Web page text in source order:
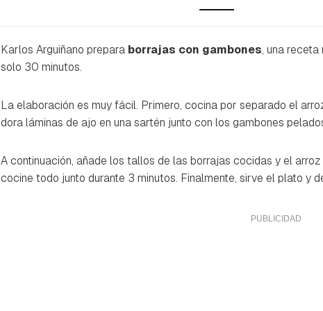
Karlos Arguiñano prepara borrajas con gambones, una receta
solo 30 minutos.
La elaboración es muy fácil. Primero, cocina por separado el
dora láminas de ajo en una sartén junto con los gambones
A continuación, añade los tallos de las borrajas cocidas y el
cocine todo junto durante 3 minutos. Finalmente, sirve el plato y